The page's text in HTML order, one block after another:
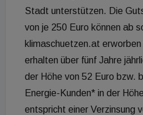
Stadt unterstützen. Die
von je 250 Euro können ab
klimaschuetzen.at
erhalten über fünf Jahre
der Höhe von 52 Euro bzw.
Energie-Kunden* in der
entspricht einer Verzinsung